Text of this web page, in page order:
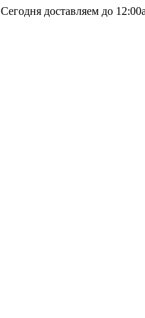
Сегодня доставляем до